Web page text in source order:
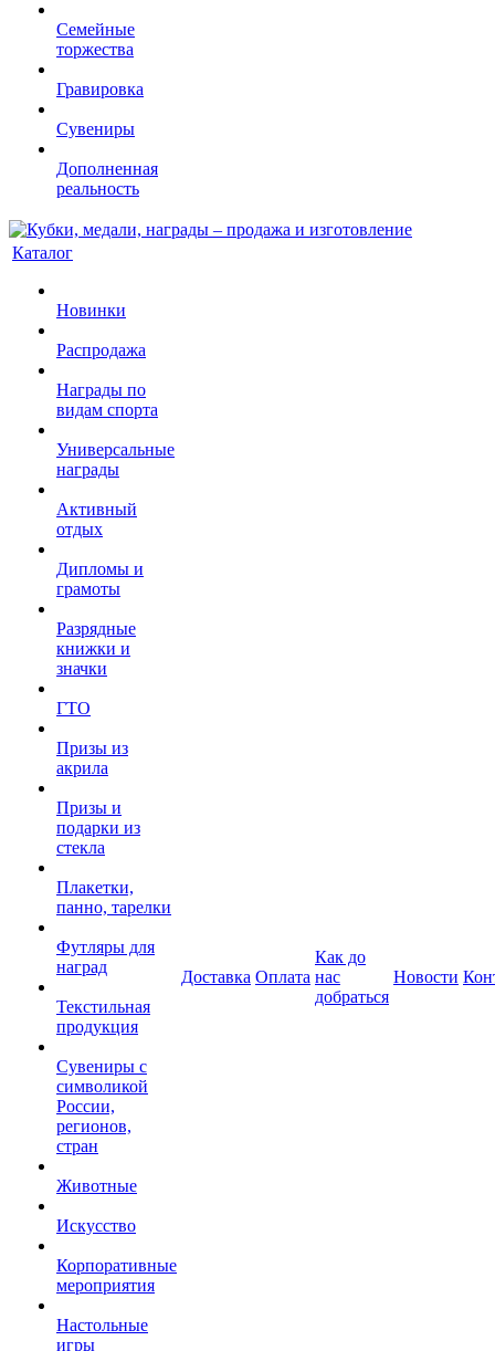
Семейные
торжества
Гравировка
Сувениры
Дополненная
реальность
Каталог
Новинки
Распродажа
Награды по
видам спорта
Универсальные
награды
Активный
отдых
Дипломы и
грамоты
Разрядные
книжки и
значки
ГТО
Призы из
акрила
Призы и
подарки из
стекла
Плакетки,
панно, тарелки
Футляры для
наград
Текстильная
продукция
Сувениры с
символикой
России,
регионов,
стран
Животные
Искусство
Корпоративные
мероприятия
Настольные
игры
Доставка Оплата
Как до
нас
добраться
Новости